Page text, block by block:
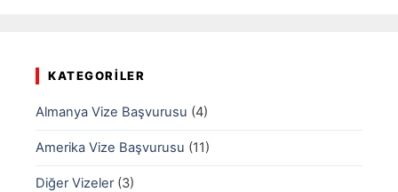
KATEGORILER
Almanya Vize Başvurusu (4)
Amerika Vize Başvurusu (11)
Diğer Vizeler(3)